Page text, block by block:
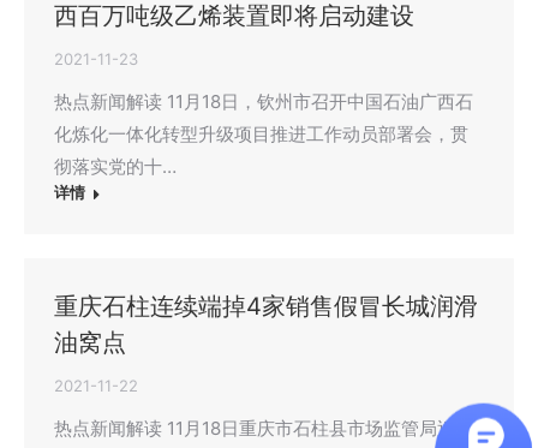
西百万吨级乙烯装置即将启动建设
2021-11-23
热点新闻解读 11月18日，钦州市召开中国石油广西石
化炼化一体化转型升级项目推进工作动员部署会，贯
彻落实党的十…
详情
重庆石柱连续端掉4家销售假冒长城润滑
油窝点
2021-11-22
热点新闻解读 11月18日重庆市石柱县市场监管局近日